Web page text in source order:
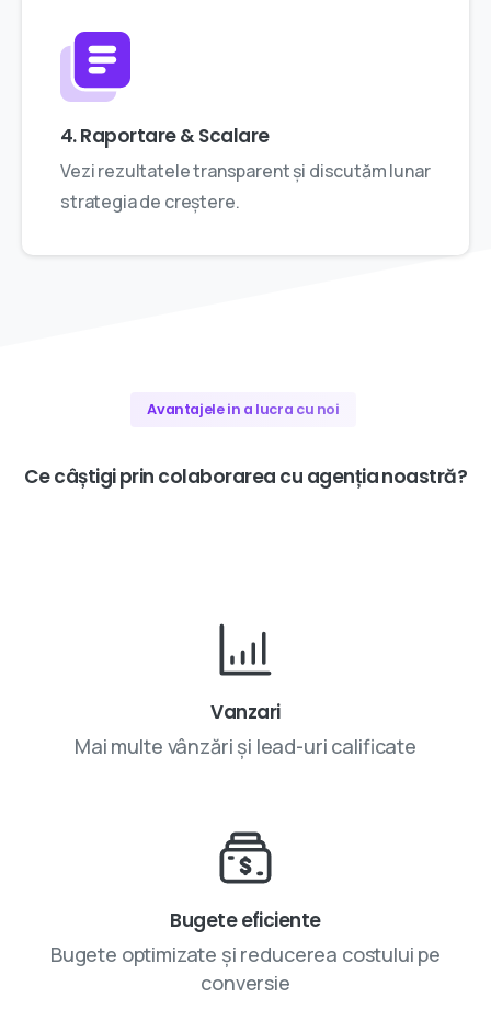
4. Raportare & Scalare
Vezi rezultatele transparent și discutăm lunar
strategia de creștere.
Avantajele in a lucra cu noi
Cecâștigiprin colaborarea cu agențianoastră?
Vanzari
Mai multe vânzări și lead-uri calificate
Bugete eficiente
Bugete optimizate și reducerea costului pe
conversie